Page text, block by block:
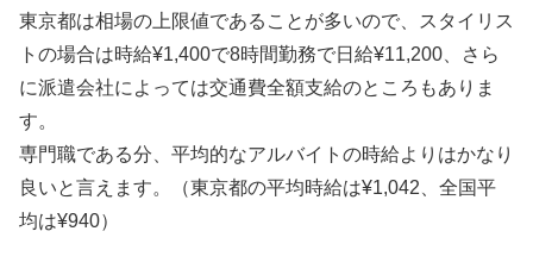
東京都は相場の上限値であることが多いので、スタイリス
トの場合は時給¥1,400で8時間勤務で日給¥11,200、さら
に派遣会社によっては交通費全額支給のところもありま
す。
専門職である分、平均的なアルバイトの時給よりはかなり
良いと言えます。（東京都の平均時給は¥1,042、全国平
均は¥940）